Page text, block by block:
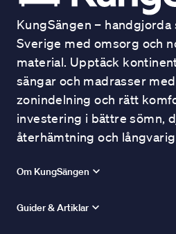
KungSängen –
Sverige med omsorg och
material. Upptäck
sängar och madrasser
zonindelning och rätt
investering i bättre sömn,
återhämtning och
Om KungSängen
Guider & Artiklar